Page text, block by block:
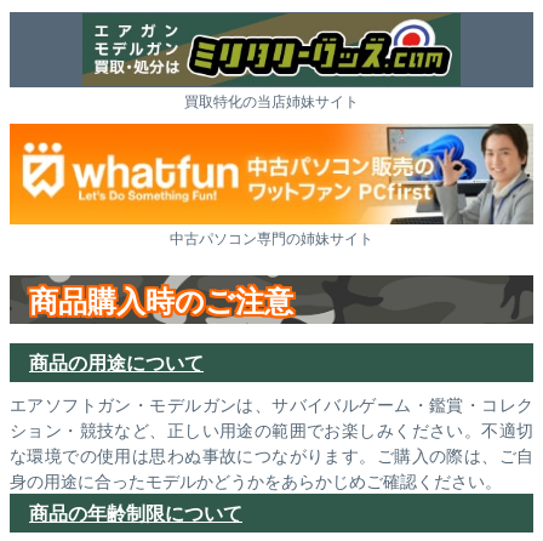
買取特化の当店姉妹サイト
中古パソコン専門の姉妹サイト
商品購入時のご注意
商品の用途について
エアソフトガン・モデルガンは、サバイバルゲーム・鑑賞・コレク
ション・競技など、正しい用途の範囲でお楽しみください。不適切
な環境での使用は思わぬ事故につながります。ご購入の際は、ご自
身の用途に合ったモデルかどうかをあらかじめご確認ください。
商品の年齢制限について